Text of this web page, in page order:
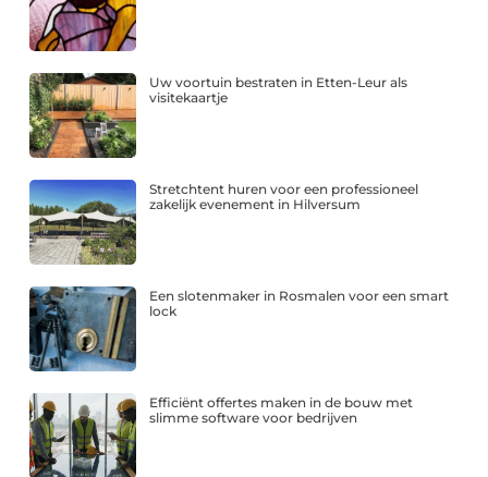
Uw voortuin bestraten in Etten-Leur als
visitekaartje
Stretchtent huren voor een professioneel
zakelijk evenement in Hilversum
Een slotenmaker in Rosmalen voor een smart
lock
Efficiënt offertes maken in de bouw met
slimme software voor bedrijven